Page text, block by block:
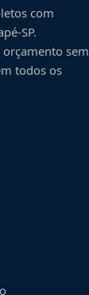
com
-SP.
sem
todos os